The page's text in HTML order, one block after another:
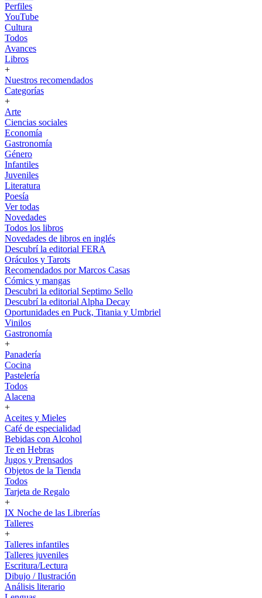
Perfiles
YouTube
Cultura
Todos
Avances
Libros
+
Nuestros recomendados
Categorías
+
Arte
Ciencias sociales
Economía
Gastronomía
Género
Infantiles
Juveniles
Literatura
Poesía
Ver todas
Novedades
Todos los libros
Novedades de libros en inglés
Descubrí la editorial FERA
Oráculos y Tarots
Recomendados por Marcos Casas
Cómics y mangas
Descubri la editorial Septimo Sello
Descubrí la editorial Alpha Decay
Oportunidades en Puck, Titania y Umbriel
Vinilos
Gastronomía
+
Panadería
Cocina
Pastelería
Todos
Alacena
+
Aceites y Mieles
Café de especialidad
Bebidas con Alcohol
Te en Hebras
Jugos y Prensados
Objetos de la Tienda
Todos
Tarjeta de Regalo
+
IX Noche de las Librerías
Talleres
+
Talleres infantiles
Talleres juveniles
Escritura/Lectura
Dibujo / Ilustración
Análisis literario